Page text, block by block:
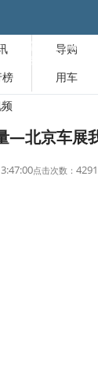
导购
用车
—北京车展
点击次数：